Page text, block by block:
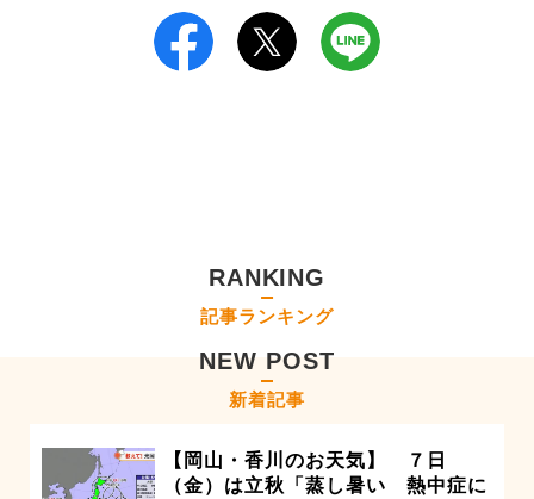
RANKING
記事ランキング
NEW POST
新着記事
【岡山・香川のお天気】 ７日
（金）は立秋「蒸し暑い 熱中症に